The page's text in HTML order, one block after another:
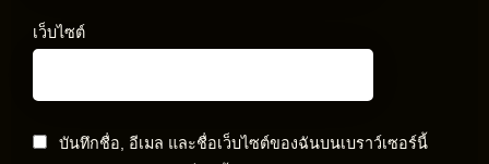
เว็บไซต์
บันทึกชื่อ, อีเมล และชื่อเว็บไซต์ของฉันบนเบราว์เซอร์นี้